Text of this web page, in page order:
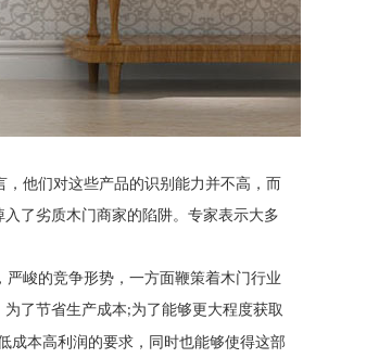
他们对这些产品的识别能力并不高，而
入了劣质木门商家的陷阱。专家表示大多
峻的竞争形势，一方面鞭策着木门行业
为了节省生产成本;为了能够更大程度获取
成本高利润的要求，同时也能够使得这部